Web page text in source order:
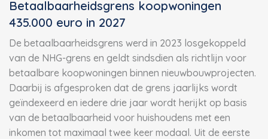
Betaalbaarheidsgrens koopwoningen
435.000 euro in 2027
De betaalbaarheidsgrens werd in 2023 losgekoppeld
van de NHG-grens en geldt sindsdien als richtlijn voor
betaalbare koopwoningen binnen nieuwbouwprojecten.
Daarbij is afgesproken dat de grens jaarlijks wordt
geïndexeerd en iedere drie jaar wordt herijkt op basis
van de betaalbaarheid voor huishoudens met een
inkomen tot maximaal twee keer modaal. Uit de eerste